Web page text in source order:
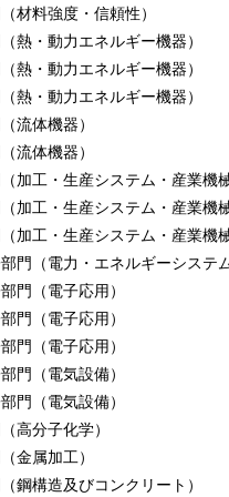
材料強度・信頼性）
熱・動力エネルギー機器）
熱・動力エネルギー機器）
熱・動力エネルギー機器）
流体機器）
流体機器）
加工・生産システム・産業機械
加工・生産システム・産業機械
加工・生産システム・産業機械
門（電力・エネルギーシステム
門（電子応用）
門（電子応用）
門（電子応用）
門（電気設備）
門（電気設備）
高分子化学）
金属加工）
鋼構造及びコンクリート）